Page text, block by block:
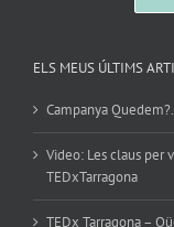
ELS MEUS ÚLTIMS
Campanya
Video: Les claus per
TEDxTarragona
TEDx Tarragona –